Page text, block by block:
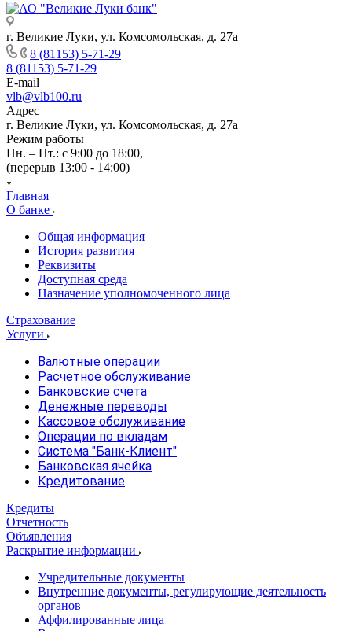
г. Великие Луки, ул. Комсомольская, д. 27а
8 (81153) 5-71-29
8 (81153) 5-71-29
E-mail
vlb@vlb100.ru
Адрес
г. Великие Луки, ул. Комсомольская, д. 27а
Режим работы
Пн. – Пт.: с 9:00 до 18:00,
(перерыв 13:00 - 14:00)
Главная
О банке
Общая информация
История развития
Реквизиты
Доступная среда
Назначение уполномоченного лица
Страхование
Услуги
Валютные операции
Расчетное обслуживание
Банковские счета
Денежные переводы
Кассовое обслуживание
Операции по вкладам
Система "Банк-Клиент"
Банковская ячейка
Кредитование
Кредиты
Отчетность
Объявления
Раскрытие информации
Учредительные документы
Внутренние документы, регулирующие деятельность
органов
Аффилированные лица